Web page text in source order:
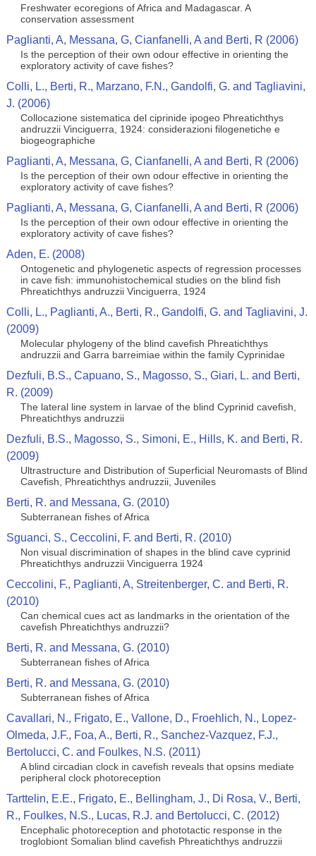
Freshwater ecoregions of Africa and Madagascar. A
conservation assessment
Paglianti, A, Messana, G, Cianfanelli, A and Berti, R (2006)
Is the perception of their own odour effective in orienting the
exploratory activity of cave fishes?
Colli, L., Berti, R., Marzano, F.N., Gandolfi, G. and Tagliavini,
J. (2006)
Collocazione sistematica del ciprinide ipogeo Phreatichthys
andruzzii Vinciguerra, 1924: considerazioni filogenetiche e
biogeographiche
Paglianti, A, Messana, G, Cianfanelli, A and Berti, R (2006)
Is the perception of their own odour effective in orienting the
exploratory activity of cave fishes?
Paglianti, A, Messana, G, Cianfanelli, A and Berti, R (2006)
Is the perception of their own odour effective in orienting the
exploratory activity of cave fishes?
Aden, E. (2008)
Ontogenetic and phylogenetic aspects of regression processes
in cave fish: immunohistochemical studies on the blind fish
Phreatichthys andruzzii Vinciguerra, 1924
Colli, L., Paglianti, A., Berti, R., Gandolfi, G. and Tagliavini, J.
(2009)
Molecular phylogeny of the blind cavefish Phreatichthys
andruzzii and Garra barreimiae within the family Cyprinidae
Dezfuli, B.S., Capuano, S., Magosso, S., Giari, L. and Berti,
R. (2009)
The lateral line system in larvae of the blind Cyprinid cavefish,
Phreatichthys andruzzii
Dezfuli, B.S., Magosso, S., Simoni, E., Hills, K. and Berti, R.
(2009)
Ultrastructure and Distribution of Superficial Neuromasts of Blind
Cavefish, Phreatichthys andruzzii, Juveniles
Berti, R. and Messana, G. (2010)
Subterranean fishes of Africa
Sguanci, S., Ceccolini, F. and Berti, R. (2010)
Non visual discrimination of shapes in the blind cave cyprinid
Phreatichthys andruzzii Vinciguerra 1924
Ceccolini, F., Paglianti, A, Streitenberger, C. and Berti, R.
(2010)
Can chemical cues act as landmarks in the orientation of the
cavefish Phreatichthys andruzzii?
Berti, R. and Messana, G. (2010)
Subterranean fishes of Africa
Berti, R. and Messana, G. (2010)
Subterranean fishes of Africa
Cavallari, N., Frigato, E., Vallone, D., Froehlich, N., Lopez-
Olmeda, J.F., Foa, A., Berti, R., Sanchez-Vazquez, F.J.,
Bertolucci, C. and Foulkes, N.S. (2011)
A blind circadian clock in cavefish reveals that opsins mediate
peripheral clock photoreception
Tarttelin, E.E., Frigato, E., Bellingham, J., Di Rosa, V., Berti,
R., Foulkes, N.S., Lucas, R.J. and Bertolucci, C. (2012)
Encephalic photoreception and phototactic response in the
troglobiont Somalian blind cavefish Phreatichthys andruzzii